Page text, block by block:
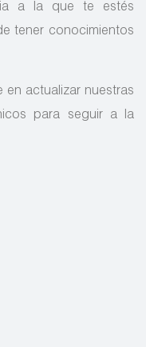
a la que te estés
tener conocimientos
en actualizar nuestras
para seguir a la